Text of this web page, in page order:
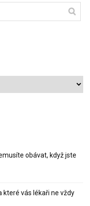
obávat, když jste
které vás lékaři ne vždy